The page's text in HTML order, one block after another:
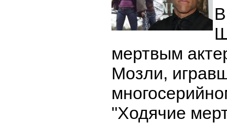
мертвым
Мозли,
"Ходячие